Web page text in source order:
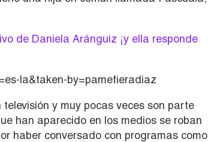
de Daniela Aránguiz ¡y ella responde
la&taken-by=pamefieradiaz
y muy pocas veces son parte
han aparecido en los medios se roban
haber conversado con programas como